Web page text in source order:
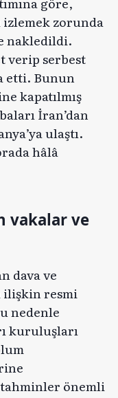
zorunda
nakledildi.
verip serbest
etti. Bunun
kapatılmış
İran’dan
ulaştı.
hâlâ
vakalar ve
dava ve
ilişkin resmi
nedenle
kuruluşları
önemli